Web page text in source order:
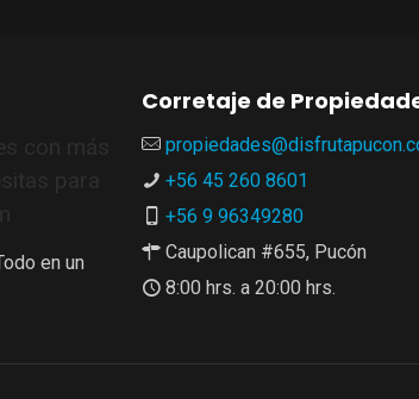
en un
Corretaje de
+56 45 260 8601
+56 9 96349280
Caupolican #655, Pucón
8:00 hrs. a 20:00 hrs.